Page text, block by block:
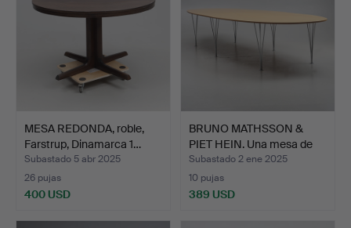
MESA REDONDA, roble,
Farstrup, Dinamarca 1…
Subastado 5 abr 2025
26 pujas
400 USD
BRUNO MATHSSON &
PIET HEIN. Una mesa de
co…
Subastado 2 ene 2025
10 pujas
389 USD